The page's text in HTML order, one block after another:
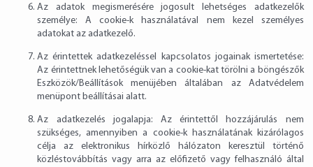
Az adatok megismerésére jogosult lehetséges adatkezelők
személye: A cookie-k használatával nem kezel személyes
adatokat az adatkezelő.
Az érintettek adatkezeléssel kapcsolatos jogainak ismertetése:
Az érintettnek lehetőségük van a cookie-kat törölni a böngészők
Eszközök/Beállítások menüjében általában az Adatvédelem
menüpont beállításai alatt.
Az adatkezelés jogalapja: Az érintettől hozzájárulás nem
szükséges, amennyiben a cookie-k használatának kizárólagos
célja az elektronikus hírközlő hálózaton keresztül történő
közléstovábbítás vagy arra az előfizető vagy felhasználó által